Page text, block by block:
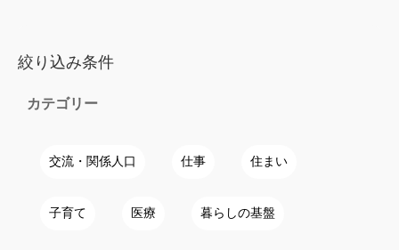
絞り込み条件
カテゴリー
交流・関係人口 仕事 住まい
子育て 医療 暮らしの基盤